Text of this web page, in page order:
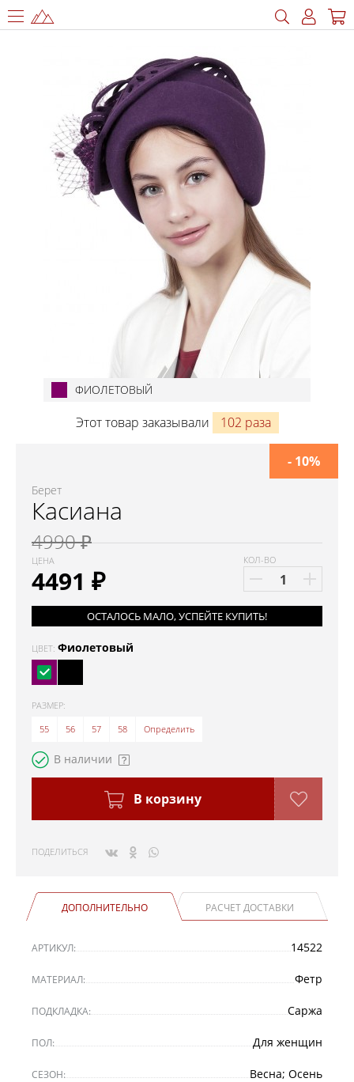
ФИОЛЕТОВЫЙ
Этот товар заказывали 102 раза
Берет
Касиана
4990 ₽
ЦЕНА
4491 ₽
- 10%
КОЛ-ВО
ОСТАЛОСЬ МАЛО, УСПЕЙТЕ КУПИТЬ!
ЦВЕТ: Фиолетовый
РАЗМЕР:
55
56 57 58 Определить
В наличии
В корзину
ПОДЕЛИТЬСЯ
ДОПОЛНИТЕЛЬНО РАСЧЕТ ДОСТАВКИ
АРТИКУЛ: 14522
МАТЕРИАЛ: Фетр
ПОДКЛАДКА: Саржа
ПОЛ: Для женщин
СЕЗОН: Весна; Осень